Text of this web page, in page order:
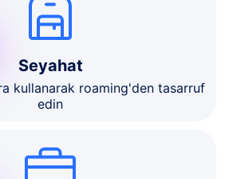
Seyahat
kullanarak roaming'den tasarruf
edin